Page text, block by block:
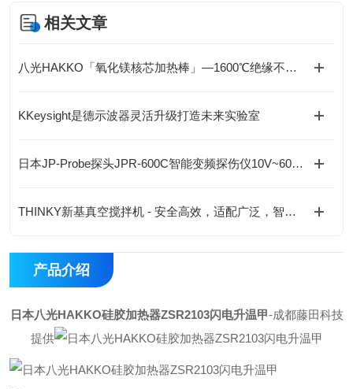
相关文章
八光HAKKO「氧化镁核芯加热棒」—1600℃绝缘不衰减，工业热控安全天花板
KKeysight是德示波器灵活升级打造未来实验室
日本JP-Probe探头JPR-600C智能变频探伤仪10V~600V自适应，一机300种波形！
THINKY新基真空搅拌机 - 安全高效，适配广泛，智能监控
产品介绍
日本八光HAKKO硅胶加热器ZSR2103闪电升温甲-成都藤田科技
提供